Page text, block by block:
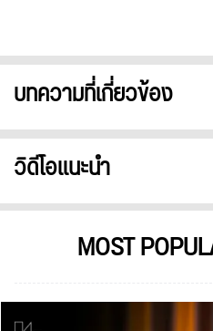
บทความที่เกี่ยวข้อง
วิดีโอแนะนำ
MOST